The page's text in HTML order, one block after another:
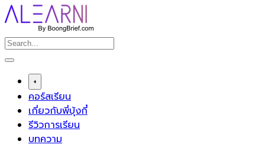
Skip
to
content
+
คอร์สเรียน
เกี่ยวกับพี่บุ้งกี๋
รีวิวการเรียน
บทความ